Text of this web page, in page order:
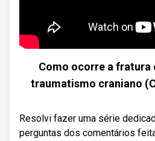
Como ocorre a fratura
traumatismo craniano
Resolvi fazer uma série
perguntas dos comentários